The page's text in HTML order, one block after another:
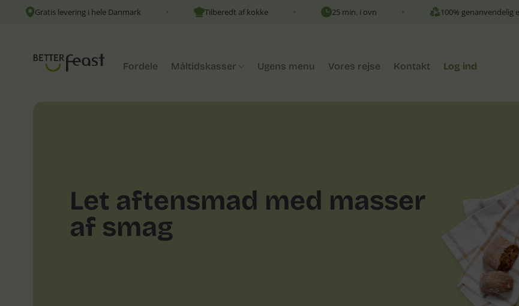
Fortsæt
levering i hele Danmark ✦ Tilberedt af kokke ✦ 25 min. i ovn ✦ 100% genanvendelig emballage
Fordele Måltidskasser Ugens menu Vores rejse Kontakt Log ind
Let aftensmad med masser
af smag